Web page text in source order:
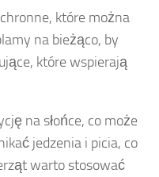
które można
na bieżąco, by
które wspierają
na słońce, co może
jedzenia i picia, co
warto stosować